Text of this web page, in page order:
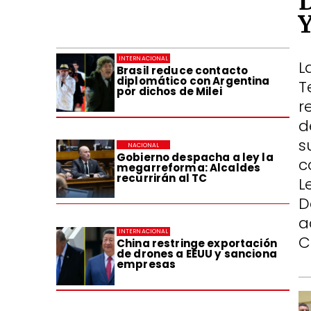
Brasil reduce contacto
diplomático con Argentina
por dichos de Milei
INTERNACIONAL
Gobierno despacha a ley la
megarreforma: Alcaldes
recurrirán al TC
NACIONAL
China restringe exportación
de drones a EEUU y sanciona
empresas
INTERNACIONAL